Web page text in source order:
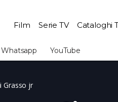
Film Serie TV Cataloghi
Whatsapp YouTube
Grasso jr